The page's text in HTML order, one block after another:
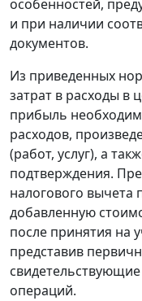
особенностей,
и при наличии
документов.
Из приведенных
затрат в расходы в
прибыль
расходов,
(работ, услуг), а
подтверждения.
налогового вычета
добавленную
после принятия на
представив
операций.